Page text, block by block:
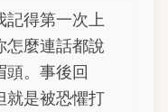
記得第一次上
怎麼連話都說
頭。事後回
就是被恐懼打